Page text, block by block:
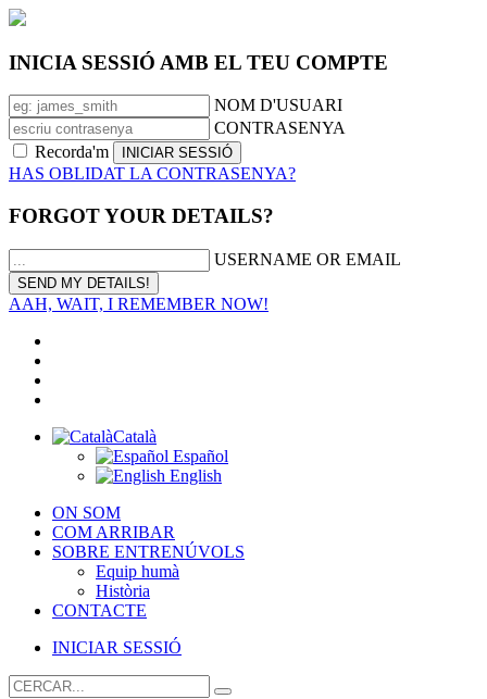
INICIA SESSIÓ AMB EL TEU COMPTE
NOM D'USUARI
CONTRASENYA
Recorda'm
HAS OBLIDAT LA CONTRASENYA?
FORGOT YOUR DETAILS?
USERNAME OR EMAIL
AAH, WAIT, I REMEMBER NOW!
Català
Español
English
ON SOM
COM ARRIBAR
SOBRE ENTRENÚVOLS
Equip humà
Història
CONTACTE
INICIAR SESSIÓ